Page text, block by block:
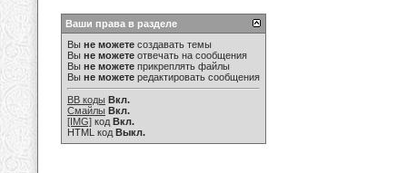
Ваши права в разделе
Вы не можете создавать темы
Вы не можете отвечать на сообщения
Вы не можете прикреплять файлы
Вы не можете редактировать сообщения
BB коды Вкл.
Смайлы Вкл.
[IMG] код Вкл.
HTML код Выкл.